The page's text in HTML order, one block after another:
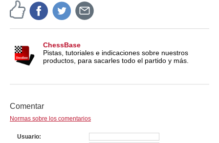
ChessBase
Pistas, tutoriales e indicaciones sobre nuestros
productos, para sacarles todo el partido y más.
Comentar
Normas sobre los comentarios
Usuario